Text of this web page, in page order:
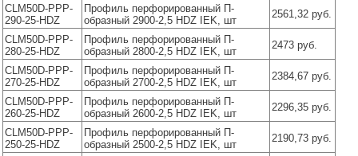
CLM50D-PPP-
290-25-HDZ
Профиль перфорированный П-
образный 2900-2,5 HDZ IEK, шт
2561,32 руб.
CLM50D-PPP-
280-25-HDZ
Профиль перфорированный П-
образный 2800-2,5 HDZ IEK, шт
2473 руб.
CLM50D-PPP-
270-25-HDZ
Профиль перфорированный П-
образный 2700-2,5 HDZ IEK, шт
2384,67 руб.
CLM50D-PPP-
260-25-HDZ
Профиль перфорированный П-
образный 2600-2,5 HDZ IEK, шт
2296,35 руб.
CLM50D-PPP-
250-25-HDZ
Профиль перфорированный П-
образный 2500-2,5 HDZ IEK, шт
2190,73 руб.